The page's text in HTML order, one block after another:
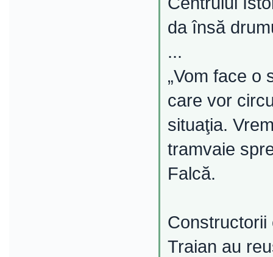
da însă
...
„Vom face o
care vor
situaţia.
tramvaie
Falcă.
Constructorii
Traian au